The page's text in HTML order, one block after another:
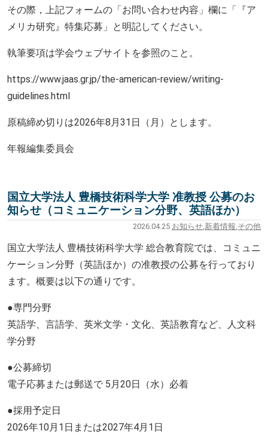
その際，上記フォームの「お問い合わせ内容」欄に「『ア
メリカ研究』特集応募」と明記してください。
執筆要項は学会ウェブサイトを参照のこと。
https://www.jaas.gr.jp/the-american-review/writing-
guidelines.html
原稿締め切りは2026年8月 31 日（月）とします。
年報編集委員会
国立大学法人 豊橋技術科学大学 准教授 公募のお
知らせ（コミュニケーション分野、英語ほか）
2026.04.25 お知らせ,新着情報,その他
国立大学法人 豊橋技術科学大学 総合教育院では、コミュニ
ケーション分野（英語ほか）の准教授の公募を行っており
ます。概要は以下の通りです。
●専門分野
英語学、言語学、英米文学・文化、英語教育など、人文科
学分野
●公募締切
電子応募または郵送で 5月20日（水）必着
●採用予定日
2026年10月1日または2027年4月1日